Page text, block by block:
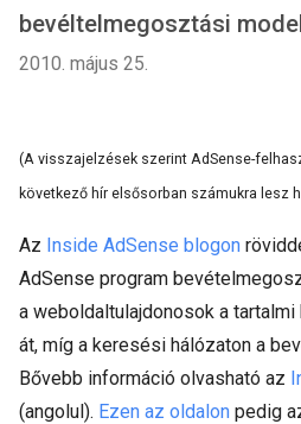
bevéltelmegosztási
2010. május 25.
(A visszajelzések szerint AdSense-
következő hír elsősorban számukra lesz
Az Inside AdSense blogon
AdSense program
a weboldaltulajdonosok a
át, míg a keresési hálózaton a
Bővebb információ olvasható az
(angolul). Ezen az oldalon pedig